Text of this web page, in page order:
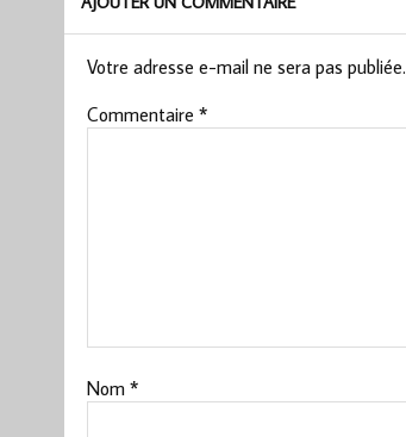
Votre adresse e-mail ne sera pas publiée.
Commentaire *
Nom *